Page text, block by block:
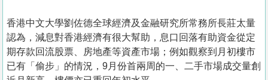
香港中文大學劉佐德全球經濟及金融研究所常務所長莊太量
認為，減息對香港經濟有很大幫助，息口回落有助資金從定
期存款回流股票、房地產等資產市場；例如觀察到月初樓市
已有「偷步」的情況，9月份首兩周的一、二手市場成交量創